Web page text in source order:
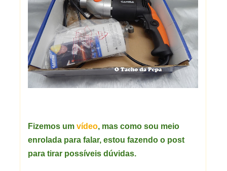
Fizemos um vídeo, mas como sou meio
enrolada para falar, estou fazendo o post
para tirar possíveis dúvidas.